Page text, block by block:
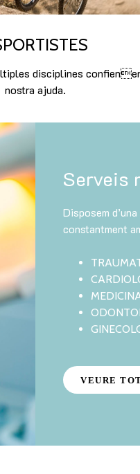
disciplines
nostra ajuda.
Serveis
Disposem
constantment
VEURE